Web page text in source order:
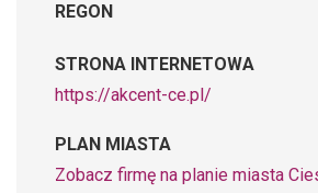
REGON
STRONA INTERNETOWA
https://akcent-ce.pl/
PLAN MIASTA
Zobacz firmę na planie miasta